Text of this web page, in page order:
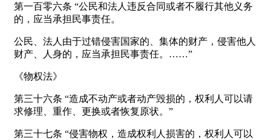
第一百零六条 “公民和法人违反合同或者不履行其他义务
的，应当承担民事责任。
公民、法人由于过错侵害国家的、集体的财产，侵害他人
财产、人身的，应当承担民事责任。……”
《物权法》
第三十六条 “造成不动产或者动产毁损的，权利人可以请
求修理、重作、更换或者恢复原状。”
第三十七条 “侵害物权，造成权利人损害的，权利人可以